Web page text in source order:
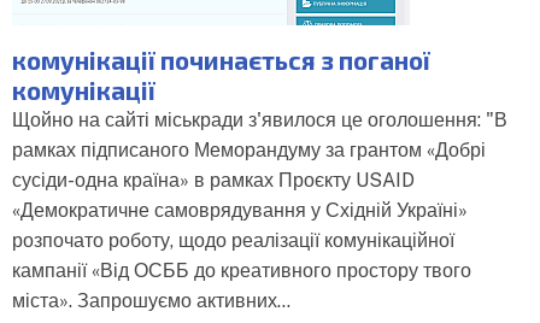
комунікації починається з поганої
комунікації
Щойно на сайті міськради з'явилося це оголошення: "В
рамках підписаного Меморандуму за грантом «Добрі
сусіди-одна країна» в рамках Проєкту USAID
«Демократичне самоврядування у Східній Україні»
розпочато роботу, щодо реалізації комунікаційної
кампанії «Від ОСББ до креативного простору твого
міста». Запрошуємо активних…